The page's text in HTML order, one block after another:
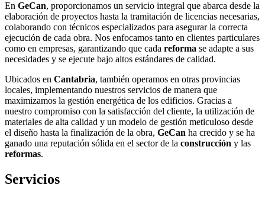
En GeCan, proporcionamos un servicio integral que abarca desde la
elaboración de proyectos hasta la tramitación de licencias necesarias,
colaborando con técnicos especializados para asegurar la correcta
ejecución de cada obra. Nos enfocamos tanto en clientes particulares
como en empresas, garantizando que cada reforma se adapte a sus
necesidades y se ejecute bajo altos estándares de calidad.
Ubicados en Cantabria, también operamos en otras provincias
locales, implementando nuestros servicios de manera que
maximizamos la gestión energética de los edificios. Gracias a
nuestro compromiso con la satisfacción del cliente, la utilización de
materiales de alta calidad y un modelo de gestión meticuloso desde
el diseño hasta la finalización de la obra, GeCan ha crecido y se ha
ganado una reputación sólida en el sector de la construcción y las
reformas.
Servicios